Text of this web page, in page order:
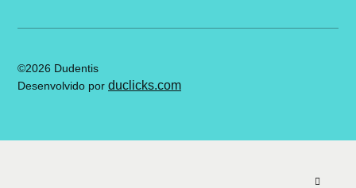
©2026 Dudentis
Desenvolvido por duclicks.com